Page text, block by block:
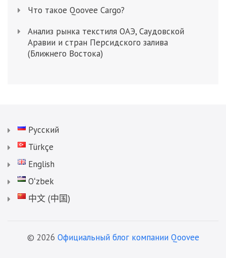
Что такое Qoovee Cargo?
Анализ рынка текстиля ОАЭ, Саудовской
Аравии и стран Персидского залива
(Ближнего Востока)
Русский
Türkçe
English
Oʻzbek
中文 (中国)
© 2026 Официальный блог компании Qoovee